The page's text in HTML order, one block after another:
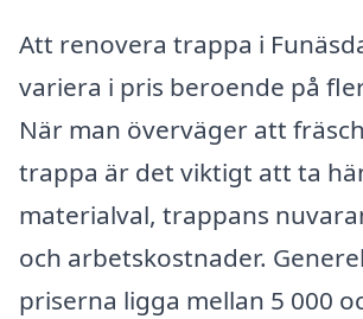
Att renovera trappa i
variera i pris beroende på
När man överväger att
trappa är det viktigt att ta
materialval, trappans
och arbetskostnader.
priserna ligga mellan 5 000